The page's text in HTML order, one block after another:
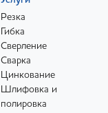
Резка
Гибка
Сверление
Сварка
Цинкование
Шлифовка и
полировка